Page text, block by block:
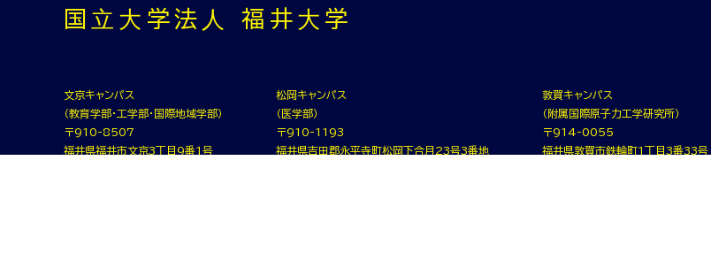
国⽴⼤学法⼈ 福井⼤学
文京キャンパス
（教育学部・工学部・国際地域学部）
〒910-8507
福井県福井市文京3丁目9番1号
松岡キャンパス
（医学部）
〒910-1193
福井県吉田郡永平寺町松岡下合月23号3番地
敦賀キャンパス
（附属国際原子力工学研究所）
〒914-0055
福井県敦賀市鉄輪町1丁目3番33号